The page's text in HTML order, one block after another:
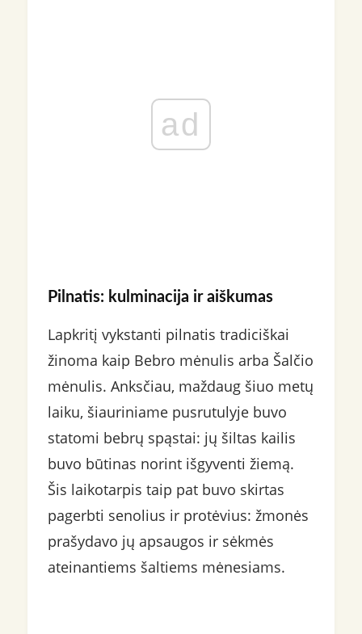
ad
Pilnatis: kulminacija ir aiškumas
Lapkritį vykstanti pilnatis tradiciškai
žinoma kaip Bebro mėnulis arba Šalčio
mėnulis. Anksčiau, maždaug šiuo metų
laiku, šiauriniame pusrutulyje buvo
statomi bebrų spąstai: jų šiltas kailis
buvo būtinas norint išgyventi žiemą.
Šis laikotarpis taip pat buvo skirtas
pagerbti senolius ir protėvius: žmonės
prašydavo jų apsaugos ir sėkmės
ateinantiems šaltiems mėnesiams.